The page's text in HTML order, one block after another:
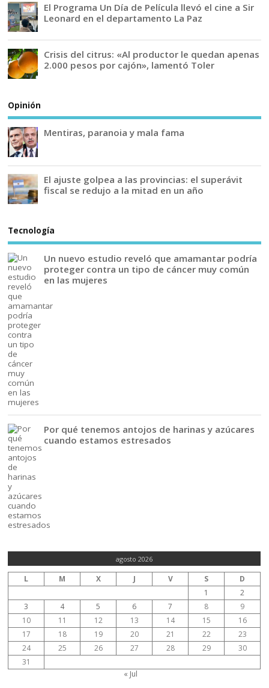
El Programa Un Día de Película llevó el cine a Sir
Leonard en el departamento La Paz
Crisis del citrus: «Al productor le quedan apenas
2.000 pesos por cajón», lamentó Toler
Opinión
Mentiras, paranoia y mala fama
El ajuste golpea a las provincias: el superávit
fiscal se redujo a la mitad en un año
Tecnología
Un nuevo estudio reveló que amamantar podría
proteger contra un tipo de cáncer muy común
en las mujeres
Por qué tenemos antojos de harinas y azúcares
cuando estamos estresados
agosto 2026
L M X J V S
D
1
2
3
4 5 6 7 8
9
10
11 12 13 14 15
16
17
18 19 20 21 22
23
24
25 26 27 28 29
30
31
« Jul